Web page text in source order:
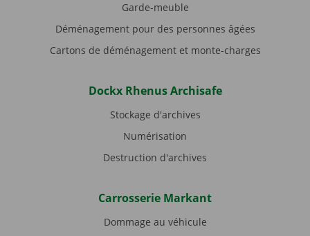
Garde-meuble
Déménagement pour des personnes âgées
Cartons de déménagement et monte-charges
Dockx Rhenus Archisafe
Stockage d'archives
Numérisation
Destruction d'archives
Carrosserie Markant
Dommage au véhicule